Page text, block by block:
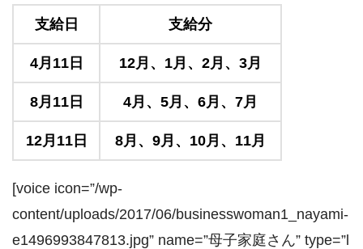
支給日 支給分
4月11日 12月、1月、2月、3月
8月11日 4月、5月、6月、7月
12月11日 8月、9月、10月、11月
[voice icon=”/wp-
content/uploads/2017/06/businesswoman1_nayami-
e1496993847813.jpg” name=”母子家庭さん” type=”l